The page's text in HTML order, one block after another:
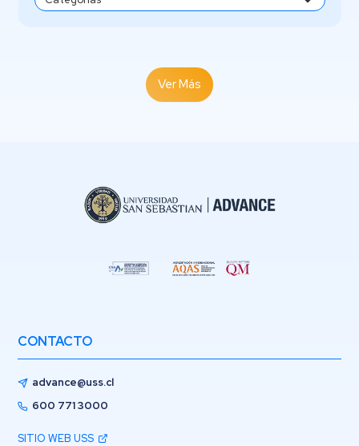
Ver Más
CONTACTO
advance@uss.cl
600 771 3000
SITIO WEB USS